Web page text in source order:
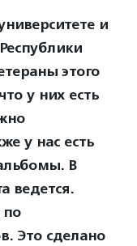
и
этого
у них есть
у нас есть
В
ведется.
по
Это сделано